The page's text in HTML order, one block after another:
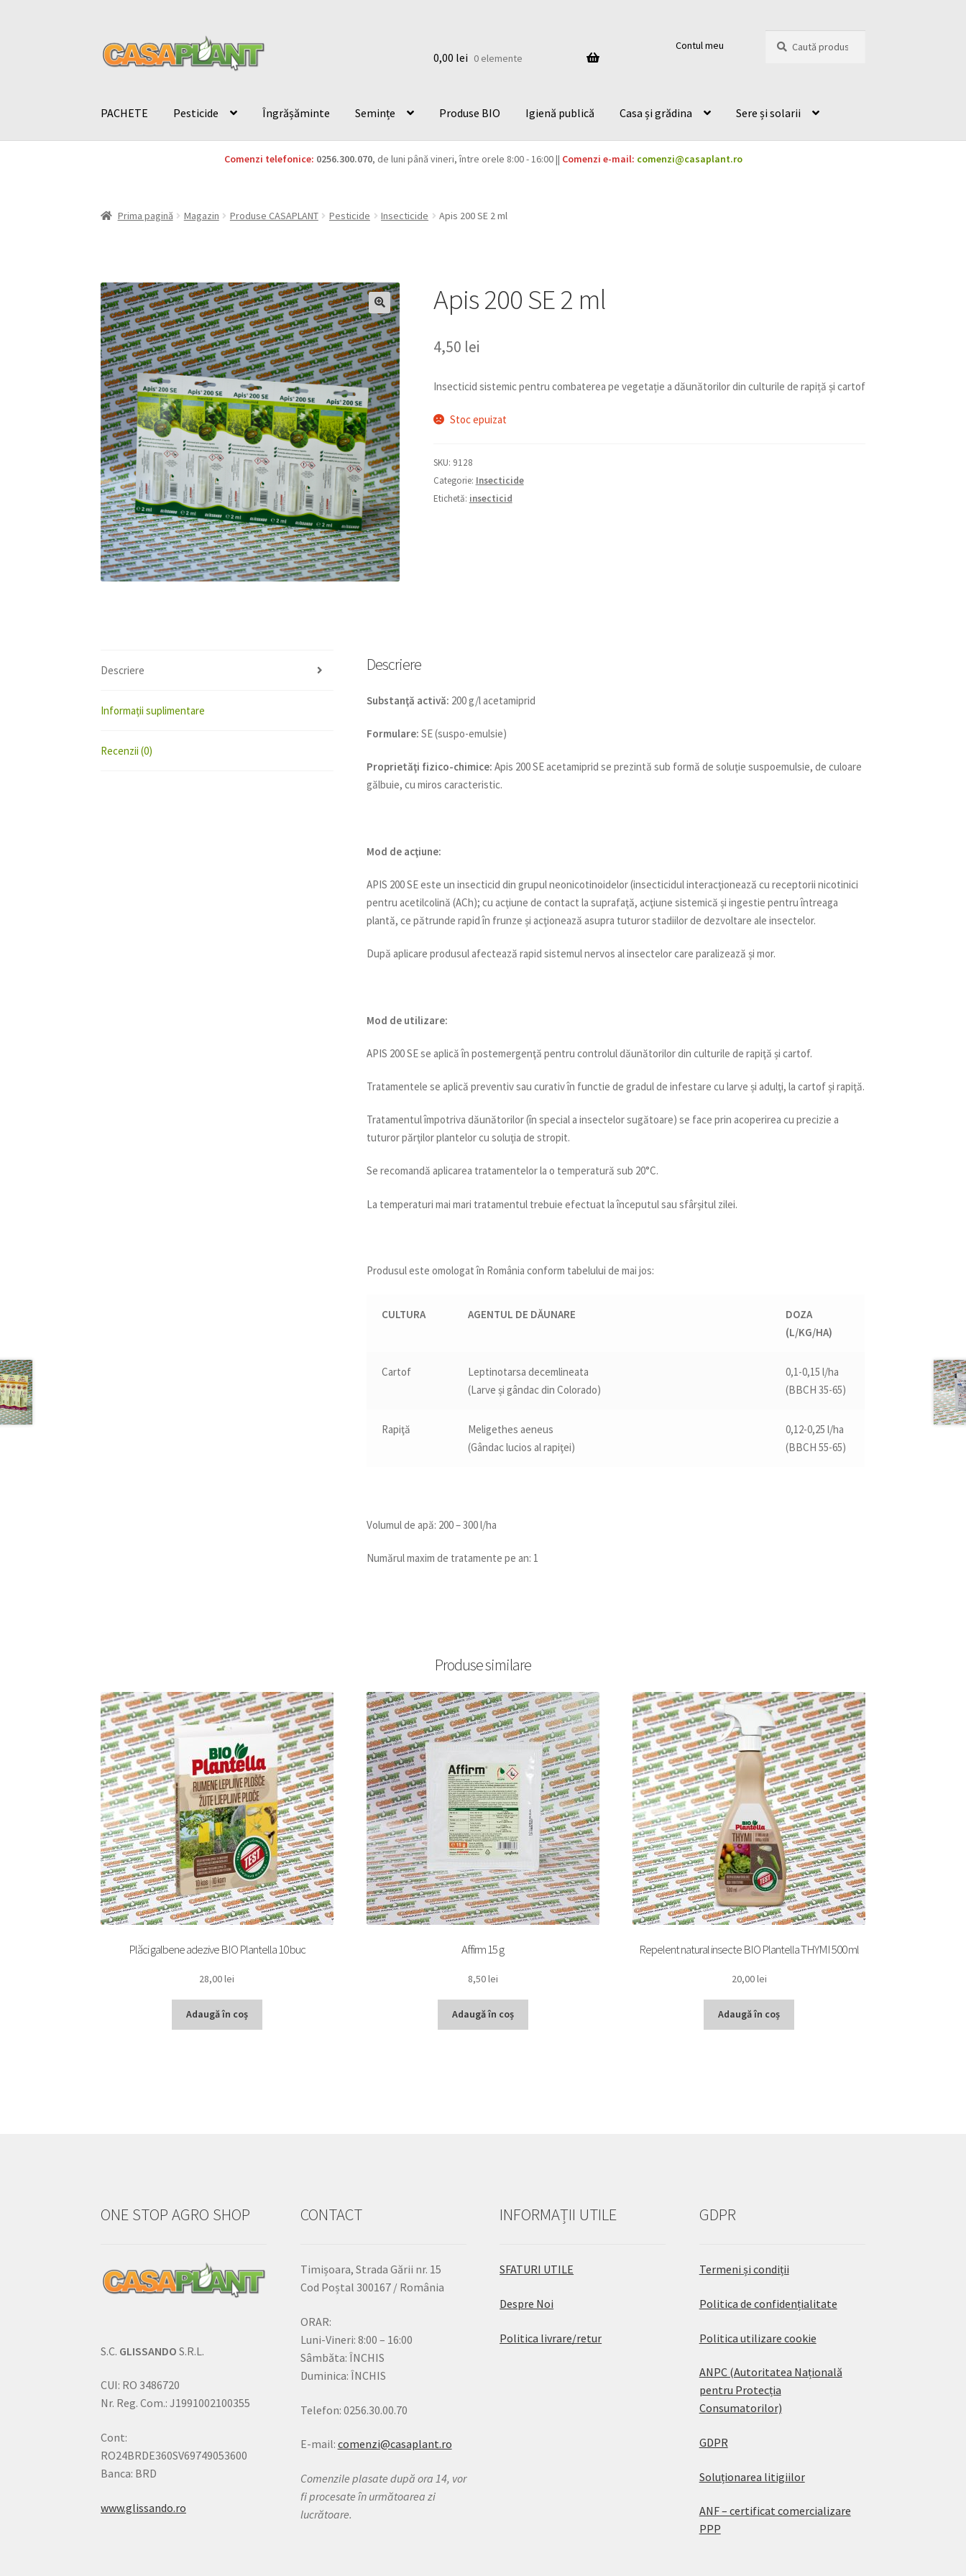
0,00 lei 0 elemente
Contul meu
după:
PACHETE Pesticide Îngrășăminte Semințe Produse BIO Igienă publică Casa și grădina Sere și solarii
Comenzi telefonice: 0256.300.070, de luni până vineri, între orele 8:00 - 16:00 || Comenzi e-mail: comenzi@casaplant.ro
Prima pagină Magazin Produse CASAPLANT Pesticide Insecticide Apis 200 SE 2 ml
Apis 200 SE 2 ml
4,50 lei
Insecticid sistemic pentru combaterea pe vegetație a dăunătorilor din culturile de rapiță și cartof
Stoc epuizat
SKU: 9128
Categorie: Insecticide
Etichetă: insecticid
Descriere
Informații suplimentare
Recenzii (0)
Descriere
Substanţă activă: 200 g/l acetamiprid
Formulare: SE (suspo-emulsie)
Proprietăţi fizico-chimice: Apis 200 SE acetamiprid se prezintă sub formă de soluţie suspoemulsie, de culoare
gălbuie, cu miros caracteristic.
Mod de acţiune:
APIS 200 SE este un insecticid din grupul neonicotinoidelor (insecticidul interacţionează cu receptorii nicotinici
pentru acetilcolină (ACh); cu acţiune de contact la suprafaţă, acţiune sistemică și ingestie pentru întreaga
plantă, ce pătrunde rapid în frunze și acţionează asupra tuturor stadiilor de dezvoltare ale insectelor.
După aplicare produsul afectează rapid sistemul nervos al insectelor care paralizează și mor.
Mod de utilizare:
APIS 200 SE se aplică în postemergenţă pentru controlul dăunătorilor din culturile de rapiţă și cartof.
Tratamentele se aplică preventiv sau curativ în functie de gradul de infestare cu larve și adulţi, la cartof și rapiţă.
Tratamentul împotriva dăunătorilor (în special a insectelor sugătoare) se face prin acoperirea cu precizie a
tuturor părţilor plantelor cu soluţia de stropit.
Se recomandă aplicarea tratamentelor la o temperatură sub 20°C.
La temperaturi mai mari tratamentul trebuie efectuat la începutul sau sfârșitul zilei.
Produsul este omologat în România conform tabelului de mai jos:
CULTURA AGENTUL DE DĂUNARE
DOZA
(L/KG/HA)
Cartof
Leptinotarsa decemlineata
(Larve și gândac din Colorado)
0,1-0,15 l/ha
(BBCH 35-65)
Rapiţă
Meligethes aeneus
(Gândac lucios al rapiţei)
0,12-0,25 l/ha
(BBCH 55-65)
Volumul de apă: 200 – 300 l/ha
Numărul maxim de tratamente pe an: 1
Produse similare
Plăci galbene adezive BIO Plantella 10 buc
28,00lei
Adaugă în coș
Affirm 15 g
8,50lei
Adaugă în coș
Repelent natural insecte BIO Plantella THYMI 500 ml
20,00lei
Adaugă în coș
ONE STOP AGRO SHOP
S.C. GLISSANDO S.R.L.
CUI: RO 3486720
Nr. Reg. Com.: J1991002100355
Cont:
RO24BRDE360SV69749053600
Banca: BRD
www.glissando.ro
CONTACT
Timișoara, Strada Gării nr. 15
Cod Poștal 300167 / România
ORAR:
Luni-Vineri: 8:00 – 16:00
Sâmbăta: ÎNCHIS
Duminica: ÎNCHIS
Telefon: 0256.30.00.70
E-mail: comenzi@casaplant.ro
Comenzile plasate după ora 14, vor
fi procesate în următoarea zi
lucrătoare.
INFORMAȚII UTILE
SFATURI UTILE
Despre Noi
Politica livrare/retur
GDPR
Termeni și condiții
Politica de confidențialitate
Politica utilizare cookie
ANPC (Autoritatea Națională
pentru Protecția
Consumatorilor)
GDPR
Soluționarea litigiilor
ANF – certificat comercializare
PPP